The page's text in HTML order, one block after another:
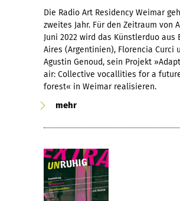
Die Radio Art Residency Weimar
zweites Jahr. Für den Zeitraum von
Juni 2022 wird das Künstlerduo aus
Aires (Argentinien), Florencia Curci
Agustin Genoud, sein Projekt
air: Collective vocallities for a
forest« in Weimar realisieren.
mehr